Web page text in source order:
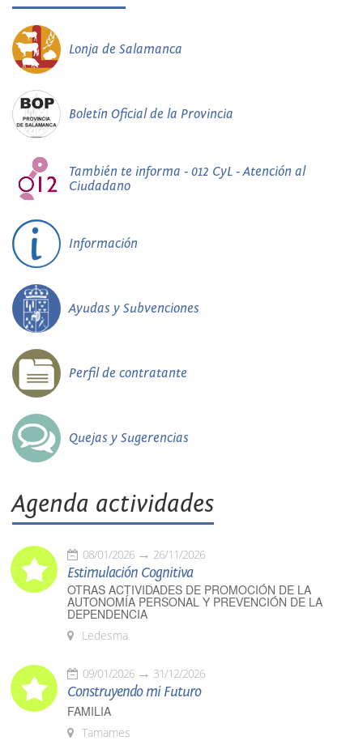
Lonja de Salamanca
Boletín Oficial de la Provincia
También te informa - 012 CyL - Atención al
Ciudadano
Información
Ayudas y Subvenciones
Perfil de contratante
Quejas y Sugerencias
Agenda actividades
08/01/2026 26/11/2026
Estimulación Cognitiva
OTRAS ACTIVIDADES DE PROMOCIÓN DE LA
AUTONOMÍA PERSONAL Y PREVENCIÓN DE LA
DEPENDENCIA
Ledesma
09/01/2026 31/12/2026
Construyendo mi Futuro
FAMILIA
Tamames